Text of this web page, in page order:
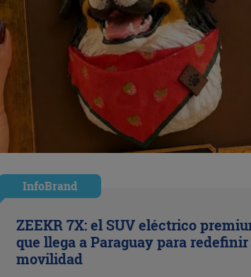
InfoBrand
ZEEKR 7X: el SUV eléctrico
que llega a Paraguay para
movilidad